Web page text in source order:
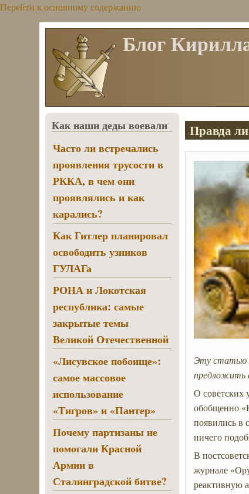
Перейти к основному содержанию
Блог
Правда
Эту статью
предложить
О советских
обобщенно
появились в
ничего
В
журнале
реактивную
Как наши деды воевали
Часто ли встречались
проявления трусости в
РККА, в чем они
проявлялись и как
карались?
Как Гитлер планировал
освободить узников
ГУЛАГа
РОНА и Локотская
республика: самые
закрытые темы
Великой Отечественной
«Лисувское побоище»:
самое массовое
использование
«Тигров» и «Пантер»
Почему партизаны не
помогали Красной
Армии в
Сталинградской битве?